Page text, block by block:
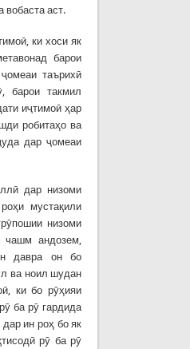
вобаста аст.
ки хоси як
барои
таърихӣ
барои такмил
иҷтимоӣ ҳар
робитаҳо ва
дар ҷомеаи
дар низоми
мустақили
низоми
андозем,
давра он бо
ва ноил шудан
ки бо рӯҳияи
ба рӯ гардида
ин роҳ бо як
рӯ ба рӯ